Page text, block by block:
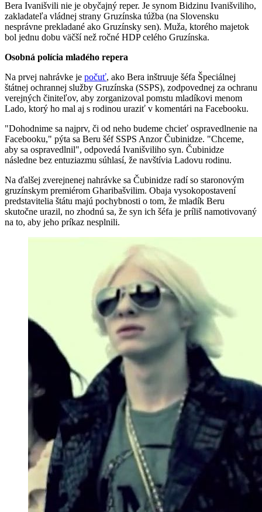
Bera Ivanišvili nie je obyčajný reper. Je synom Bidzinu Ivanišviliho,
zakladateľa vládnej strany Gruzínska túžba (na Slovensku
nesprávne prekladané ako Gruzínsky sen). Muža, ktorého majetok
bol jednu dobu väčší než ročné HDP celého Gruzínska.
Osobná polícia mladého repera
Na prvej nahrávke je počuť, ako Bera inštruuje šéfa Špeciálnej
štátnej ochrannej služby Gruzínska (SSPS), zodpovednej za ochranu
verejných činiteľov, aby zorganizoval pomstu mladíkovi menom
Lado, ktorý ho mal aj s rodinou uraziť v komentári na Facebooku.
"Dohodnime sa najprv, či od neho budeme chcieť ospravedlnenie na
Facebooku," pýta sa Beru šéf SSPS Anzor Čubinidze. "Chceme,
aby sa ospravedlnil", odpovedá Ivanišviliho syn. Čubinidze
následne bez entuziazmu súhlasí, že navštívia Ladovu rodinu.
Na ďalšej zverejnenej nahrávke sa Čubinidze radí so staronovým
gruzínskym premiérom Gharibašvilim. Obaja vysokopostavení
predstavitelia štátu majú pochybnosti o tom, že mladík Beru
skutočne urazil, no zhodnú sa, že syn ich šéfa je príliš namotivovaný
na to, aby jeho príkaz nesplnili.